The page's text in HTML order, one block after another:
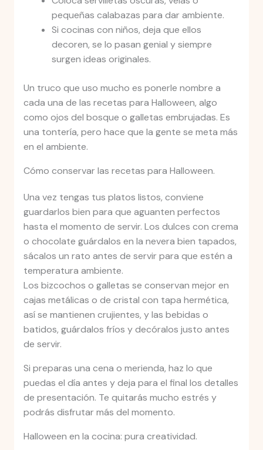
pequeñas calabazas para dar ambiente.
Si cocinas con niños, deja que ellos
decoren, se lo pasan genial y siempre
surgen ideas originales.
Un truco que uso mucho es ponerle nombre a
cada una de las recetas para Halloween, algo
como ojos del bosque o galletas embrujadas. Es
una tontería, pero hace que la gente se meta más
en el ambiente.
Cómo conservar las recetas para Halloween.
Una vez tengas tus platos listos, conviene
guardarlos bien para que aguanten perfectos
hasta el momento de servir. Los dulces con crema
o chocolate guárdalos en la nevera bien tapados,
sácalos un rato antes de servir para que estén a
temperatura ambiente.
Los bizcochos o galletas se conservan mejor en
cajas metálicas o de cristal con tapa hermética,
así se mantienen crujientes, y las bebidas o
batidos, guárdalos fríos y decóralos justo antes
de servir.
Si preparas una cena o merienda, haz lo que
puedas el día antes y deja para el final los detalles
de presentación. Te quitarás mucho estrés y
podrás disfrutar más del momento.
Halloween en la cocina: pura creatividad.